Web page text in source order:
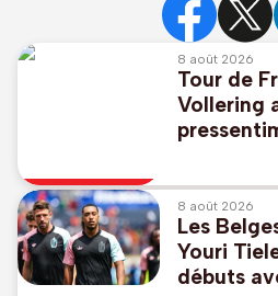
8 août 2026
Tour de
Vollering
maillot
8 août 2026
Les
Youri
débuts